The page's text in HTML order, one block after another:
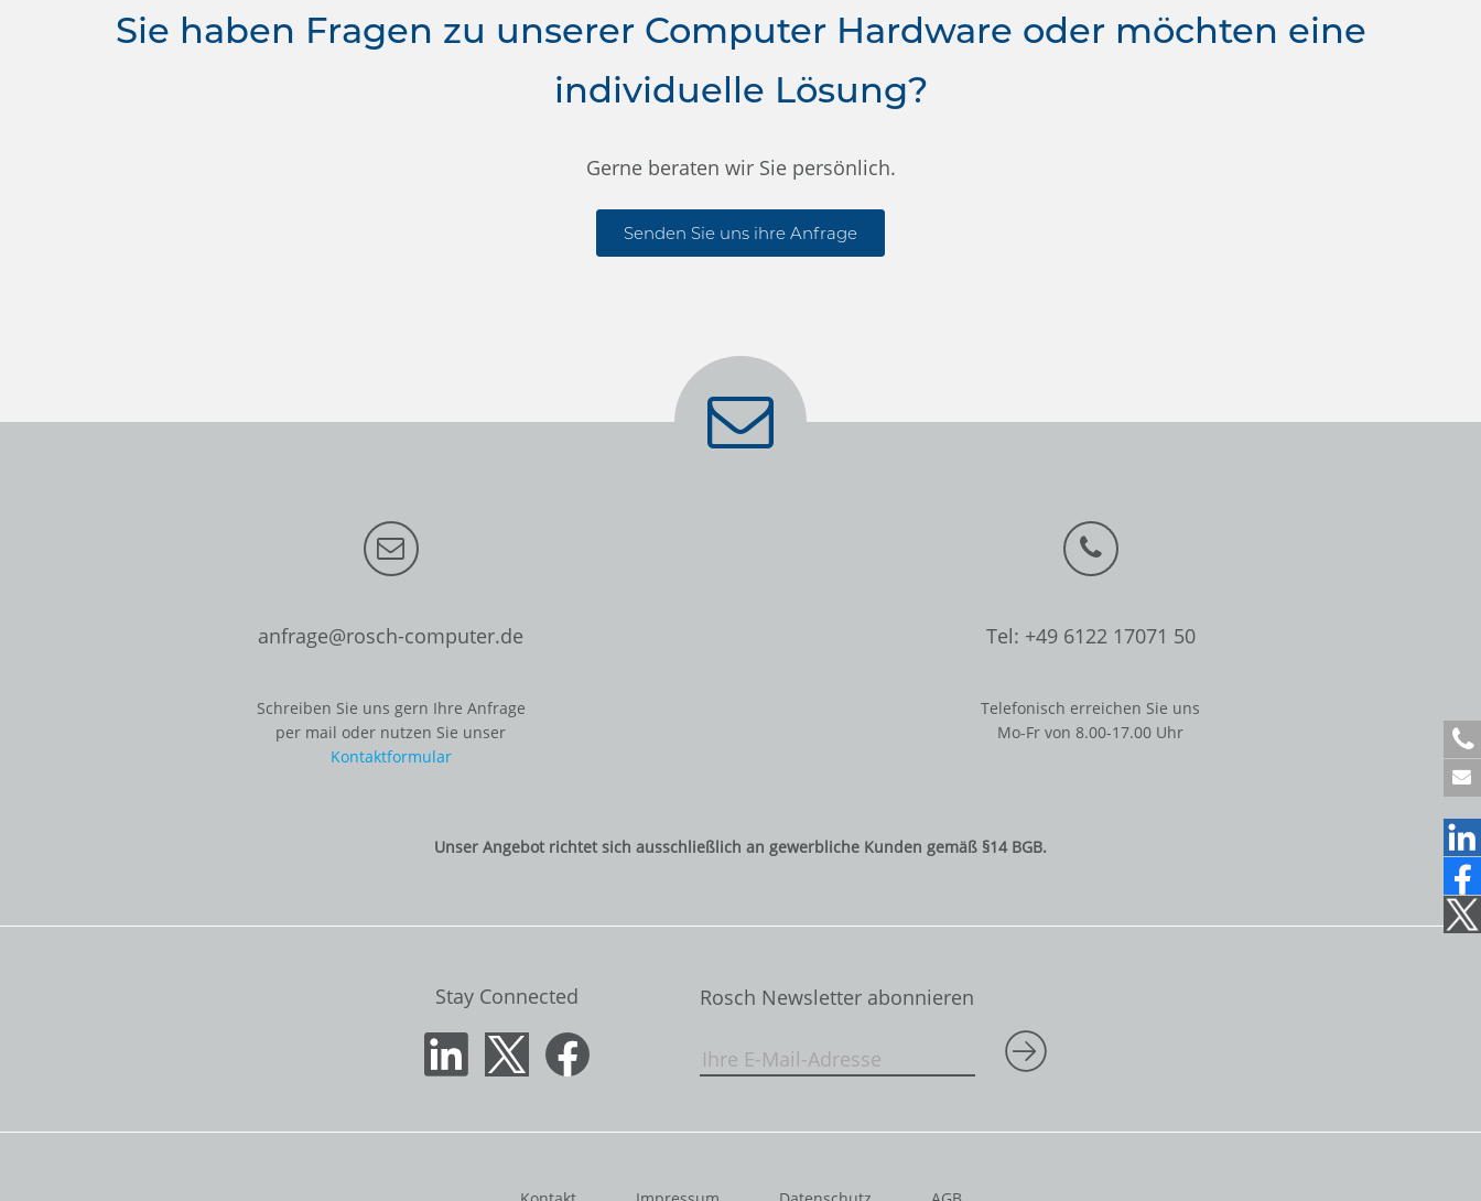
Sie haben Fragen zu unserer Computer Hardware oder möchten eine
individuelle Lösung?
Gerne beraten wir Sie persönlich.
Senden Sie uns ihre Anfrage
+
4
9
2
2
1
7
0
anfrage@rosch-computer.de
Schreiben Sie uns gern Ihre Anfrage
per mail oder nutzen Sie unser
Kontaktformular
Tel: +49 6122 17071 50
Telefonisch erreichen Sie uns
Mo-Fr von 8.00-17.00 Uhr
Unser Angebot richtet sich ausschließlich an gewerbliche Kunden gemäß §14 BGB.
Stay Connected Rosch Newsletter abonnieren